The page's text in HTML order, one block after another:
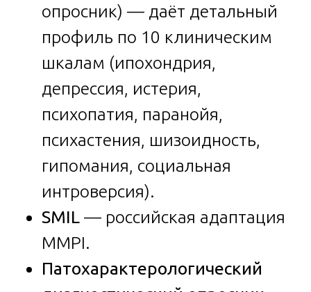
опросник) — даёт детальный
профиль по 10 клиническим
шкалам (ипохондрия,
депрессия, истерия,
психопатия, паранойя,
психастения, шизоидность,
гипомания, социальная
интроверсия).
SMIL — российская адаптация
MMPI.
Патохарактерологический